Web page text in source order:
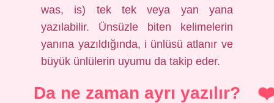
was, is) tek tek veya yan yana
yazılabilir. Ünsüzle biten kelimelerin
yanına yazıldığında, i ünlüsü atlanır ve
büyük ünlülerin uyumu da takip eder.
Da ne zaman ayrı yazılır?